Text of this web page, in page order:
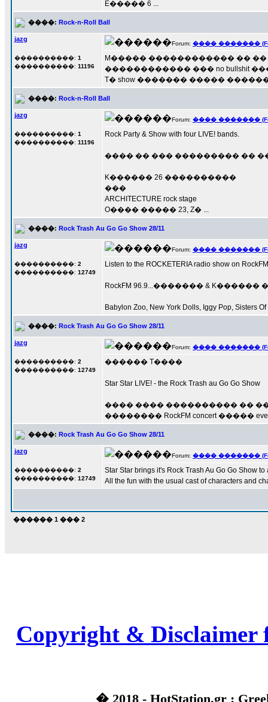
E����� 6 ...
����: Rock-n-Roll Ball
jazg
����������: 1
����������: 11196
Forum: ���� �������
M����� ������������ �� ��
������������ ��� no bullshit
T� show ������� �����
����: Rock-n-Roll Ball
jazg
����������: 1
����������: 11196
Forum: ���� �������
Rock Party & Show with four LIVE! bands.
���� �� ��� ��������� �� ���
K������ 26 ����������
���
ARCHITECTURE rock stage
O���� ����� 23, Z� ...
����: Rock Trash Au Go Go Show 28/11
jazg
����������: 2
����������: 12749
Forum: ���� �������
Listen to the ROCKETERIA radio
RockFM 96.9...������� & K������
Babylon Zoo, New York Dolls, Iggy Pop, Sisters Of
����: Rock Trash Au Go Go Show 28/11
jazg
����������: 2
����������: 12749
Forum: ���� �������
������ T����
Star Star LIVE! - the Rock Trash au Go Go Show
���� ���� ���������� ��
�������� RockFM concert �����
����: Rock Trash Au Go Go Show 28/11
jazg
����������: 2
����������: 12749
Forum: ���� �������
Star Star brings it's Rock Trash Au Go Go Show
All the fun with the usual cast of characters and
������ 1 ��� 2
Copyright & Disclaimer
� 2018 - HotStation.gr :